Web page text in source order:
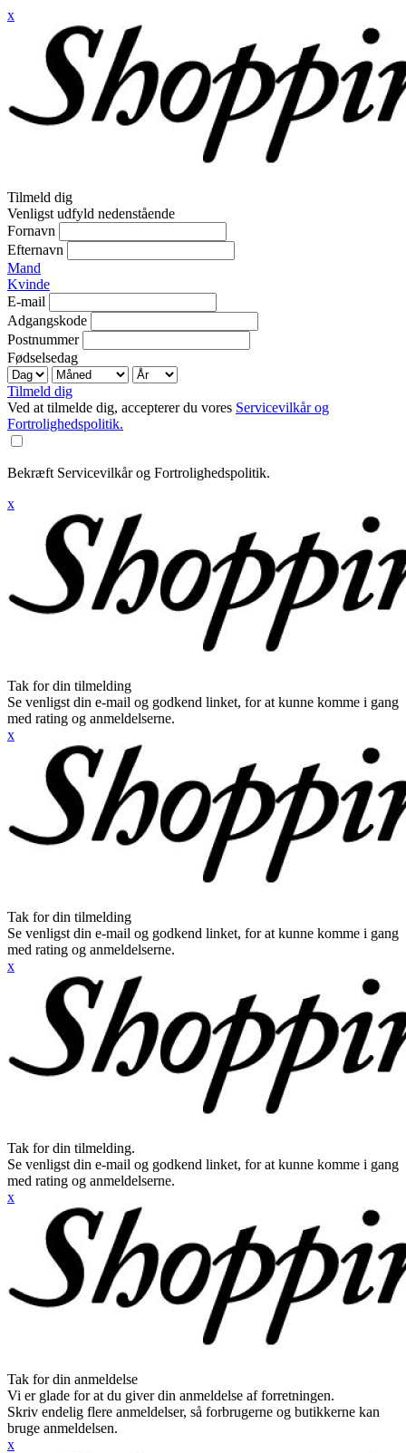
x
Tilmeld dig
Venligst udfyld nedenstående
Fornavn
Efternavn
Mand
Kvinde
E-mail
Adgangskode
Postnummer
Fødselsedag
Tilmeld dig
Ved at tilmelde dig, accepterer du vores Servicevilkår og
Fortrolighedspolitik.
Bekræft Servicevilkår og Fortrolighedspolitik.
x
Tak for din tilmelding
Se venligst din e-mail og godkend linket, for at kunne komme i gang
med rating og anmeldelserne.
x
Tak for din tilmelding
Se venligst din e-mail og godkend linket, for at kunne komme i gang
med rating og anmeldelserne.
x
Tak for din tilmelding.
Se venligst din e-mail og godkend linket, for at kunne komme i gang
med rating og anmeldelserne.
x
Tak for din anmeldelse
Vi er glade for at du giver din anmeldelse af forretningen.
Skriv endelig flere anmeldelser, så forbrugerne og butikkerne kan
bruge anmeldelsen.
x